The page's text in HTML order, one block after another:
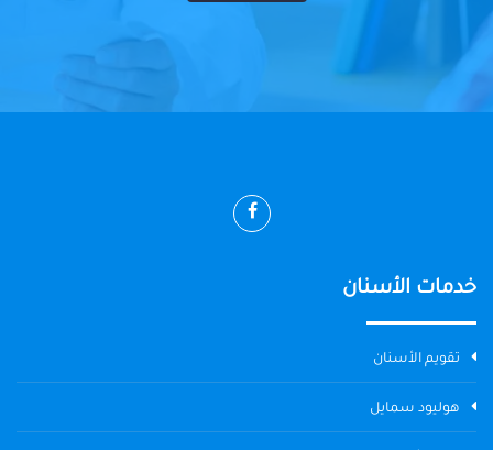
خدمات الأسنان
تقويم الأسنان
هوليود سمايل